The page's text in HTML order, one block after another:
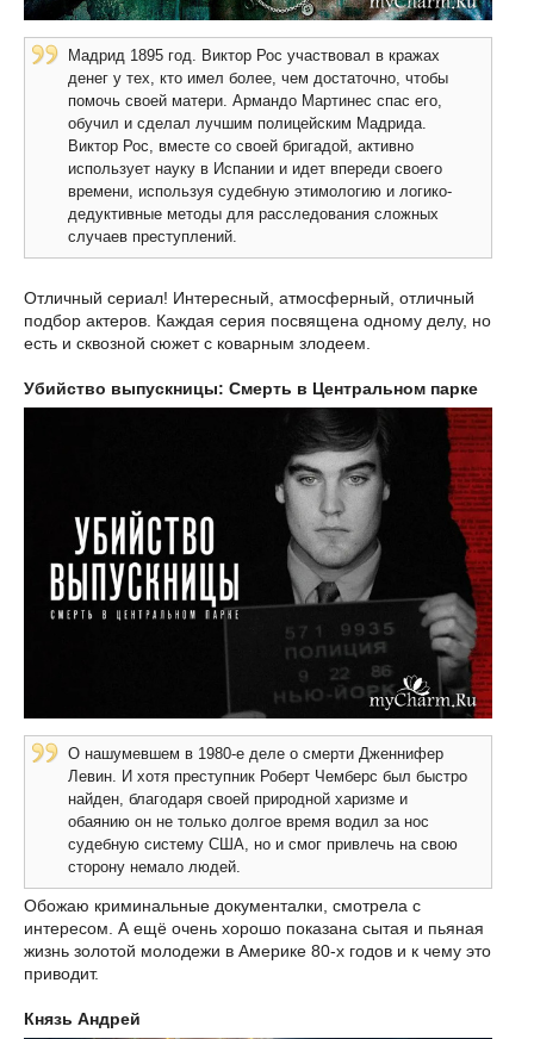
Мадрид 1895 год. Виктор Рос участвовал в кражах
денег у тех, кто имел более, чем достаточно, чтобы
помочь своей матери. Армандо Мартинес спас его,
обучил и сделал лучшим полицейским Мадрида.
Виктор Рос, вместе со своей бригадой, активно
использует науку в Испании и идет впереди своего
времени, используя судебную этимологию и логико-
дедуктивные методы для расследования сложных
случаев преступлений.
Отличный сериал! Интересный, атмосферный, отличный
подбор актеров. Каждая серия посвящена одному делу, но
есть и сквозной сюжет с коварным злодеем.
Убийство выпускницы: Смерть в Центральном парке
О нашумевшем в 1980-е деле о смерти Дженнифер
Левин. И хотя преступник Роберт Чемберс был быстро
найден, благодаря своей природной харизме и
обаянию он не только долгое время водил за нос
судебную систему США, но и смог привлечь на свою
сторону немало людей.
Обожаю криминальные документалки, смотрела с
интересом. А ещё очень хорошо показана сытая и пьяная
жизнь золотой молодежи в Америке 80-х годов и к чему это
приводит.
Князь Андрей